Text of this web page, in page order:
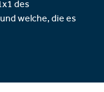
des
welche, die es